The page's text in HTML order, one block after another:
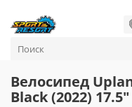
Велосипед
Black (2022) 17.5"